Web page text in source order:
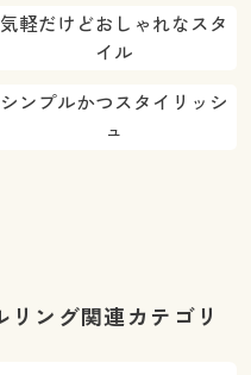
気軽だけどおしゃれなスタ
イル
シンプルかつスタイリッシ
ュ
ング関連カテゴリ